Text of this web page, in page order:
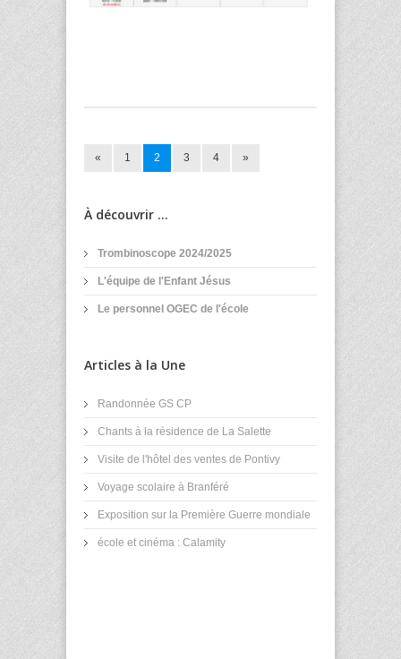
« 1 2 3 4 »
À découvrir ...
Trombinoscope 2024/2025
L'équipe de l'Enfant Jésus
Le personnel OGEC de l'école
Articles à la Une
Randonnée GS CP
Chants à la résidence de La Salette
Visite de l'hôtel des ventes de Pontivy
Voyage scolaire à Branféré
Exposition sur la Première Guerre mondiale
école et cinéma : Calamity